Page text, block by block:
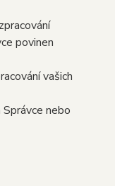
povinen
vašich
nebo